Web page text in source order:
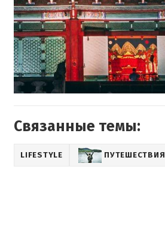
Связанные темы:
LIFESTYLE ПУТЕШЕСТВИЯ